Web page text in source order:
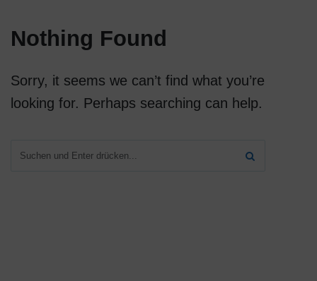
Nothing Found
Sorry, it seems we can’t find what you’re
looking for. Perhaps searching can help.